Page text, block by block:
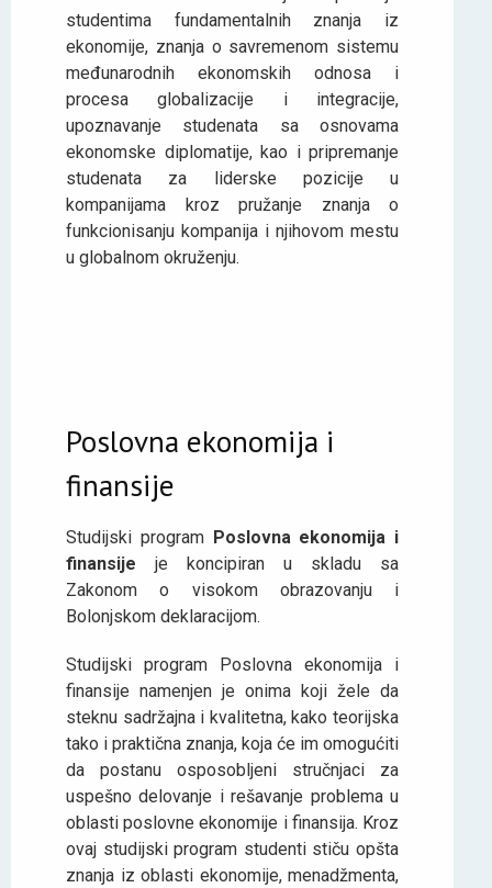
studentima fundamentalnih znanja iz
ekonomije, znanja o savremenom sistemu
međunarodnih ekonomskih odnosa i
procesa globalizacije i integracije,
upoznavanje studenata sa osnovama
ekonomske diplomatije, kao i pripremanje
studenata za liderske pozicije u
kompanijama kroz pružanje znanja o
funkcionisanju kompanija i njihovom mestu
u globalnom okruženju.
Poslovna ekonomija i
finansije
Studijski program Poslovna ekonomija i
finansije je koncipiran u skladu sa
Zakonom o visokom obrazovanju i
Bolonjskom deklaracijom.
Studijski program Poslovna ekonomija i
finansije namenjen je onima koji žele da
steknu sadržajna i kvalitetna, kako teorijska
tako i praktična znanja, koja će im omogućiti
da postanu osposobljeni stručnjaci za
uspešno delovanje i rešavanje problema u
oblasti poslovne ekonomije i finansija. Kroz
ovaj studijski program studenti stiču opšta
znanja iz oblasti ekonomije, menadžmenta,